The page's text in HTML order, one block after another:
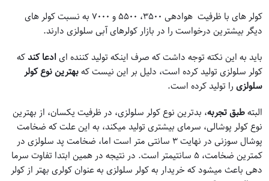
کولر های با ظرفیت هوادهی ۳۵۰۰، ۵۵۰۰ و ۷۰۰۰ به نسبت کولر های
دیگر بیشترین درخواست را در بازار کولرهای آبی سلولزی دارند.
باید به این نکته توجه داشت که صرف اینکه تولید کننده ایادعا کندکه
کولر سلولزی تولید کرده است، دلیل بر این نیست کهبهترین نوع کولر
سلولزیرا تولید کرده است.
البتهطبق تجربه، بدترین نوع کولر سلولزی، در ظرفیت یکسان، از بهترین
نوع کولر پوشالی، سرمای بیشتری تولید میکند، به این علت که ضخامت
پوشال سوزنی در نهایت ۳ سانتی متر است اما، ضخامت پد سلولزی در
کمترین ضخامت، ۵ سانتیمتر است. در نتیجه در همین ابتدا تفاوت سرما
دهی باعث میشود که خریدار به کولر سلولزی به عنوان کولری بهتر از کولر